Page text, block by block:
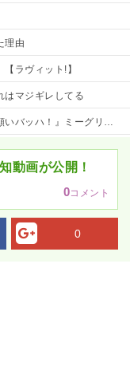
理由
ラヴィット!】
はマジギレしてる
！』ミーグリ日程がこちら
動画が公開！
0コメント
0